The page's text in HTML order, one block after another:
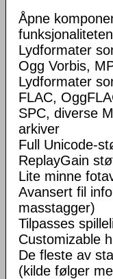
Åpne
Lydformater
Ogg Vorbis,
Lydformater
FLAC,
SPC, diverse
arkiver
Full Unicode-
ReplayGain
Lite minne
Avansert fil
masstagger)
Tilpasses
Customizable
De fleste av
(kilde følger